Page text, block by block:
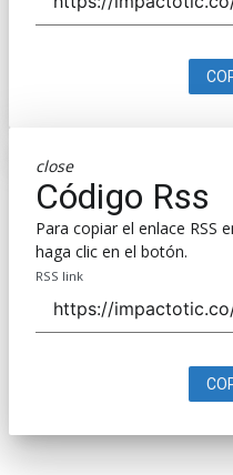
close
Código Rss
Para copiar el enlace RSS
haga clic en el botón.
RSS link